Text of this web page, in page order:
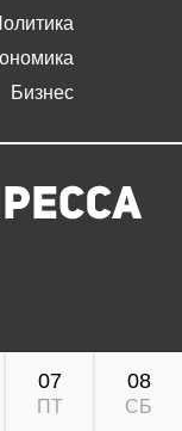
Бизнес
07
ПТ
08
СБ